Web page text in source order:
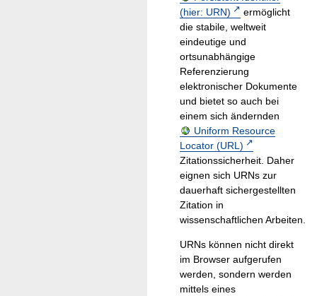
(hier: URN)
ermöglicht
die stabile, weltweit
eindeutige und
ortsunabhängige
Referenzierung
elektronischer Dokumente
und bietet so auch bei
einem sich ändernden
Uniform Resource
Locator (URL)
Zitationssicherheit. Daher
eignen sich URNs zur
dauerhaft sichergestellten
Zitation in
wissenschaftlichen Arbeiten.
URNs können nicht direkt
im Browser aufgerufen
werden, sondern werden
mittels eines